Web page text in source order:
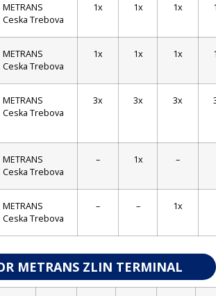
METRANS
Ceska Trebova
1x 1x 1x
METRANS
Ceska Trebova
1x 1x 1x
METRANS
Ceska Trebova
3x 3x 3x
METRANS
Ceska Trebova
– 1x –
METRANS
Ceska Trebova
– – 1x
METRANS ZLIN TERMINAL